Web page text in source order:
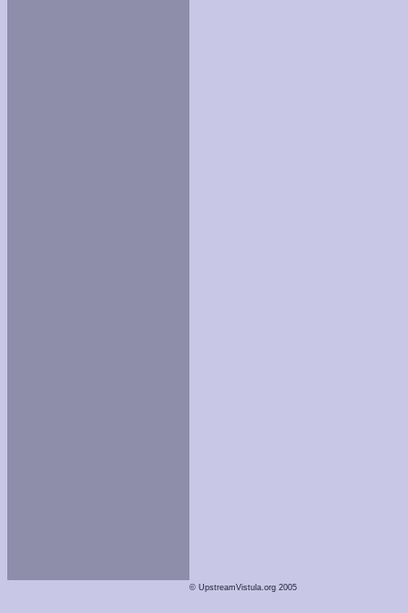
© UpstreamVistula.org 2005